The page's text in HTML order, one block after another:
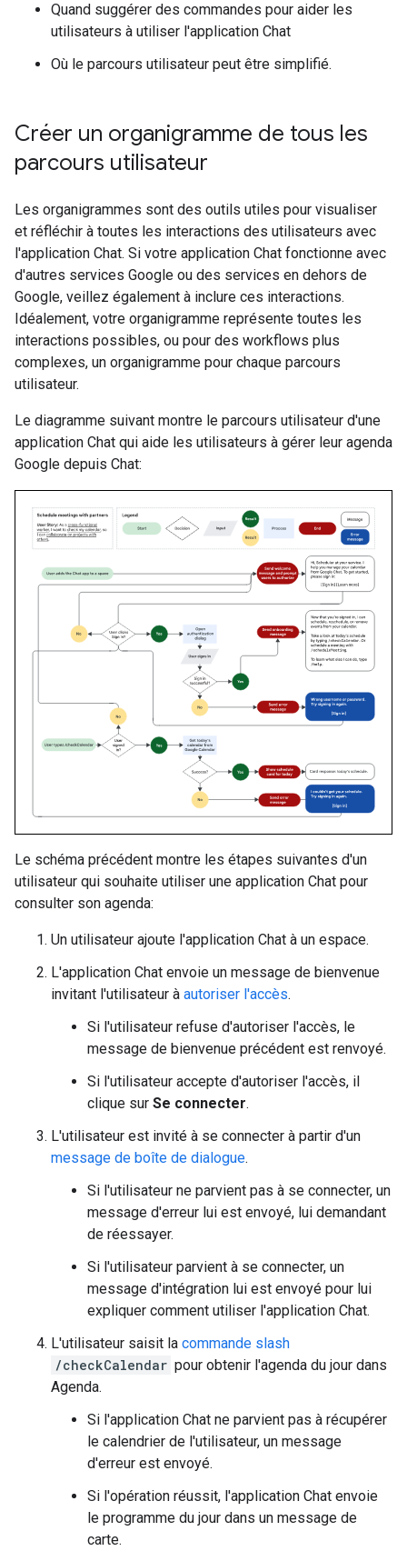
Quand suggérer des commandes pour aider les
utilisateurs à utiliser l'application Chat
Où le parcours utilisateur peut être simplifié.
Créer un organigramme de tous les
parcours utilisateur
Les organigrammes sont des outils utiles pour visualiser
et réfléchir à toutes les interactions des utilisateurs avec
l'application Chat. Si votre application Chat fonctionne avec
d'autres services Google ou des services en dehors de
Google, veillez également à inclure ces interactions.
Idéalement, votre organigramme représente toutes les
interactions possibles, ou pour des workflows plus
complexes, un organigramme pour chaque parcours
utilisateur.
Le diagramme suivant montre le parcours utilisateur d'une
application Chat qui aide les utilisateurs à gérer leur agenda
Google depuis Chat:
Le schéma précédent montre les étapes suivantes d'un
utilisateur qui souhaite utiliser une application Chat pour
consulter son agenda:
Un utilisateur ajoute l'application Chat à un espace.
L'application Chat envoie un message de bienvenue
invitant l'utilisateur à autoriser l'accès.
Si l'utilisateur refuse d'autoriser l'accès, le
message de bienvenue précédent est renvoyé.
Si l'utilisateur accepte d'autoriser l'accès, il
clique sur Se connecter.
L'utilisateur est invité à se connecter à partir d'un
message de boîte de dialogue.
Si l'utilisateur ne parvient pas à se connecter, un
message d'erreur lui est envoyé, lui demandant
de réessayer.
Si l'utilisateur parvient à se connecter, un
message d'intégration lui est envoyé pour lui
expliquer comment utiliser l'application Chat.
L'utilisateur saisit la commande slash
/checkCalendar pour obtenir l'agenda du jour dans
Agenda.
Si l'application Chat ne parvient pas à récupérer
le calendrier de l'utilisateur, un message
d'erreur est envoyé.
Si l'opération réussit, l'application Chat envoie
le programme du jour dans un message de
carte.